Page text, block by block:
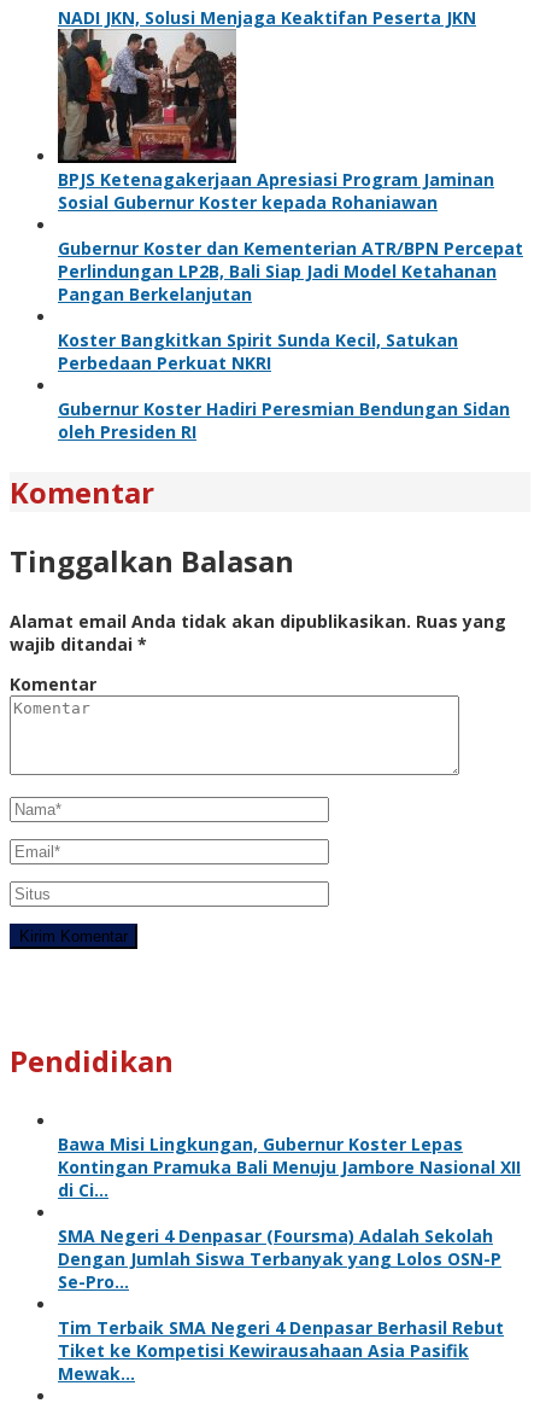
NADI JKN, Solusi Menjaga Keaktifan Peserta JKN
BPJS Ketenagakerjaan Apresiasi Program Jaminan
Sosial Gubernur Koster kepada Rohaniawan
Gubernur Koster dan Kementerian ATR/BPN Percepat
Perlindungan LP2B, Bali Siap Jadi Model Ketahanan
Pangan Berkelanjutan
Koster Bangkitkan Spirit Sunda Kecil, Satukan
Perbedaan Perkuat NKRI
Gubernur Koster Hadiri Peresmian Bendungan Sidan
oleh Presiden RI
Komentar
Tinggalkan Balasan
Alamat email Anda tidak akan dipublikasikan. Ruas yang
wajib ditandai *
Komentar
Pendidikan
Bawa Misi Lingkungan, Gubernur Koster Lepas
Kontingan Pramuka Bali Menuju Jambore Nasional XII
di Ci…
SMA Negeri 4 Denpasar (Foursma) Adalah Sekolah
Dengan Jumlah Siswa Terbanyak yang Lolos OSN-P
Se-Pro…
Tim Terbaik SMA Negeri 4 Denpasar Berhasil Rebut
Tiket ke Kompetisi Kewirausahaan Asia Pasifik
Mewak…